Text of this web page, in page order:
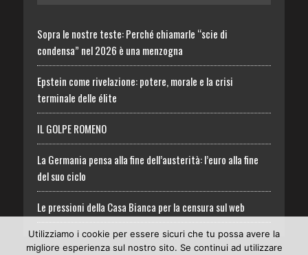
Sopra le nostre teste: Perché chiamarle “scie di
condensa” nel 2026 è una menzogna
Epstein come rivelazione: potere, morale e la crisi
terminale delle élite
IL GOLPE ROMENO
La Germania pensa alla fine dell’austerità: l’euro alla fine
del suo ciclo
Le pressioni della Casa Bianca per la censura sul web
Utilizziamo i cookie per essere sicuri che tu possa avere la
migliore esperienza sul nostro sito. Se continui ad utilizzare